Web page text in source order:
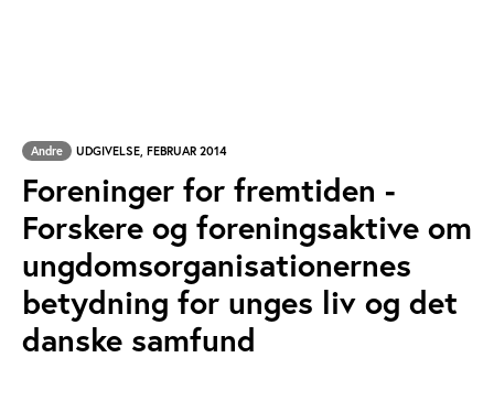
Andre UDGIVELSE, FEBRUAR 2014
Foreninger for fremtiden -
Forskere og foreningsaktive om
ungdomsorganisationernes
betydning for unges liv og det
danske samfund